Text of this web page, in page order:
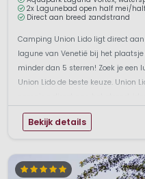
2x Lagunebad open half mei/
Direct aan breed zandstrand
Camping Union Lido ligt direct
lagune van Venetië bij het
minder dan 5 sterren! Zoek je een
Union Lido de beste keuze. Union
Bekijk details